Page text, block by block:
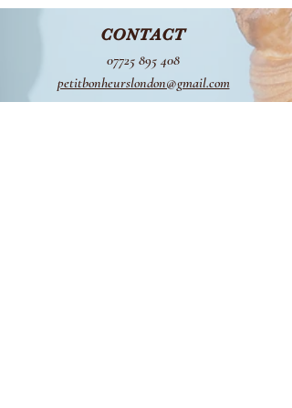
CONTACT
07725 895 408
petitbonheurslondon@gmail.com